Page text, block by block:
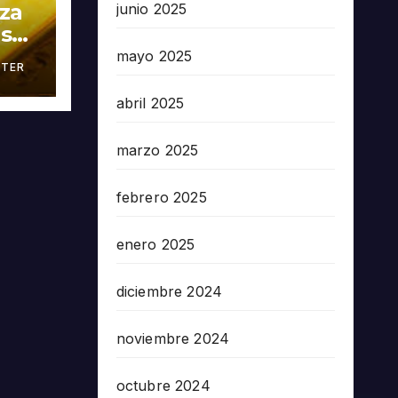
junio 2025
mayo 2025
abril 2025
marzo 2025
febrero 2025
enero 2025
diciembre 2024
noviembre 2024
octubre 2024